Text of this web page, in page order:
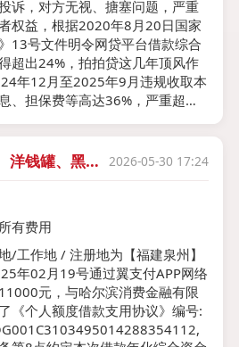
诉，对方无视、搪塞问题，严重
权益，根据2020年8月20日国家
13号文件明令网贷平台借款综合
超出24%，拍拍贷这几年顶风作
年12月至2025年9月违规收取本
、担保费等高达36%，严重超出
取的费用，本人也多次向黑猫平
，也未有结果，希望贵平台能介
问题要求对方退还费用，因图片
传其中部分证据，录音文件无法
洋钱罐、黑龙
2026-05-30 17:24
有费用
/工作地 / 注册地为【福建泉州】
年02月19号通过翼支付APP网络
元，与哈尔滨消费金融有限
《个人额度借款支用协议》编号: